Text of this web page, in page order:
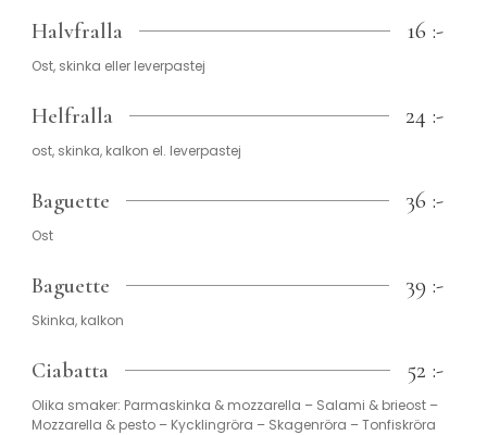
Halvfralla 16 :-
Ost, skinka eller leverpastej
Helfralla 24 :-
ost, skinka, kalkon el. leverpastej
Baguette 36 :-
Ost
Baguette 39 :-
Skinka, kalkon
Ciabatta 52 :-
Olika smaker: Parmaskinka & mozzarella – Salami & brieost –
Mozzarella & pesto – Kycklingröra – Skagenröra – Tonfiskröra